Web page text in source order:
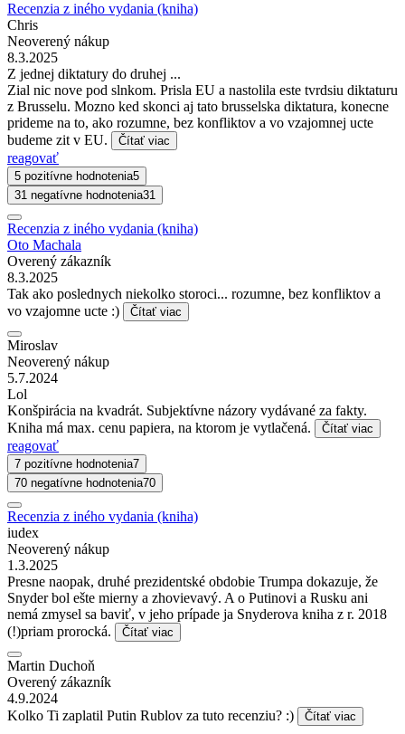
Recenzia z iného vydania (kniha)
Chris
Neoverený nákup
8.3.2025
Z jednej diktatury do druhej ...
Zial nic nove pod slnkom. Prisla EU a nastolila este tvrdsiu diktaturu
z Brusselu. Mozno ked skonci aj tato brusselska diktatura, konecne
prideme na to, ako rozumne, bez konfliktov a vo vzajomnej ucte
budeme zit v EU.
Čítať viac
reagovať
5 pozitívne hodnotenia5
31 negatívne hodnotenia31
Recenzia z iného vydania (kniha)
Oto Machala
Overený zákazník
8.3.2025
Tak ako poslednych niekolko storoci... rozumne, bez konfliktov a
vo vzajomne ucte :)
Čítať viac
Miroslav
Neoverený nákup
5.7.2024
Lol
Konšpirácia na kvadrát. Subjektívne názory vydávané za fakty.
Kniha má max. cenu papiera, na ktorom je vytlačená.
Čítať viac
reagovať
7 pozitívne hodnotenia7
70 negatívne hodnotenia70
Recenzia z iného vydania (kniha)
iudex
Neoverený nákup
1.3.2025
Presne naopak, druhé prezidentské obdobie Trumpa dokazuje, že
Snyder bol ešte mierny a zhovievavý. A o Putinovi a Rusku ani
nemá zmysel sa baviť, v jeho prípade ja Snyderova kniha z r. 2018
(!)priam prorocká.
Čítať viac
Martin Duchoň
Overený zákazník
4.9.2024
Kolko Ti zaplatil Putin Rublov za tuto recenziu? :)
Čítať viac